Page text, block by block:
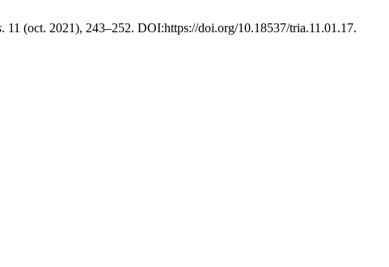
. 11 (oct. 2021), 243–252. DOI:https://doi.org/10.18537/tria.11.01.17.